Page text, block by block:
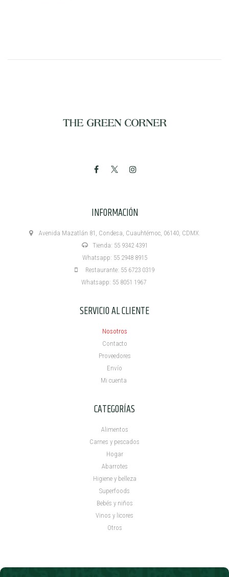
INFORMACIÓN
Avenida Mazatlán 81, Condesa, Cuauhtémoc, 06140, CDMX.
Tienda: 55 9342 4391
Whatsapp: 55 2948 8915
Restaurante: 55 6723 0319
Whatsapp: 55 8051 1967
SERVICIO AL CLIENTE
Nosotros
Contacto
Proveedores
Envío
Mi cuenta ​
CATEGORÍAS
Alimentos
Carnes y pescados
Hogar
Abarrotes
Higiene y belleza
Superfoods
Bebés y niños
Vinos y licores
Otros